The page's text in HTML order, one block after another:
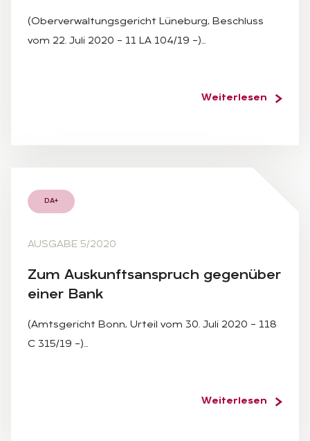
(Oberverwaltungsgericht Lüneburg, Beschluss
vom 22. Juli 2020 – 11 LA 104/19 –)…
Weiterlesen
DA+
AUSGABE 5/2020
Zum Aus­kunfts­an­spruch ge­gen­über
ei­ner Bank
(Amtsgericht Bonn, Urteil vom 30. Juli 2020 – 118
C 315/19 –)…
Weiterlesen